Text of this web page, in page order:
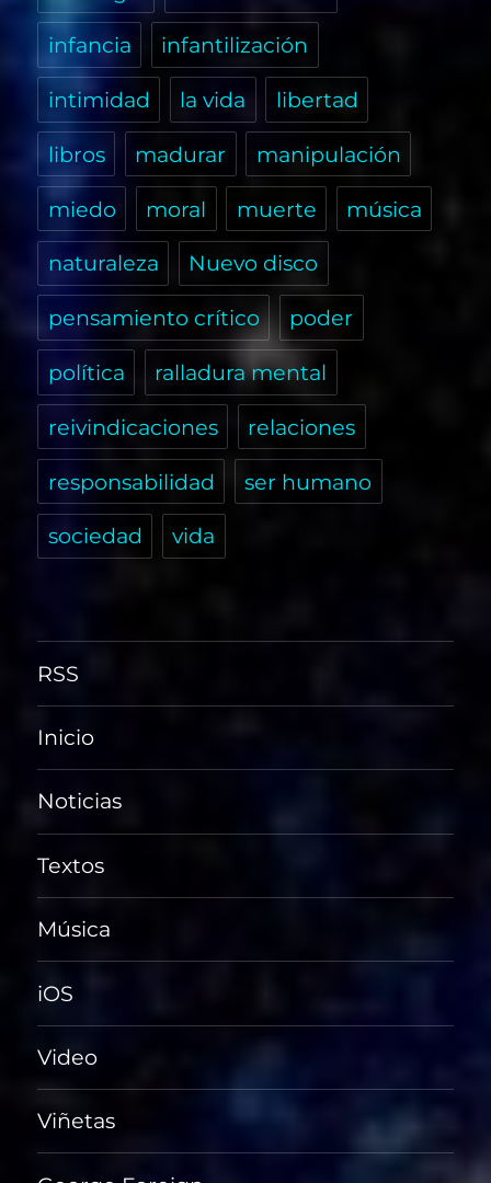
infancia infantilización
intimidad la vida libertad
libros madurar manipulación
miedo moral muerte música
naturaleza Nuevo disco
pensamiento crítico poder
política ralladura mental
reivindicaciones relaciones
responsabilidad ser humano
sociedad vida
RSS
Inicio
Noticias
Textos
Música
iOS
Video
Viñetas